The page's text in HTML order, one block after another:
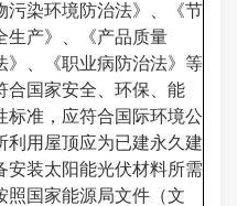
污染环境防治法》、《节
生产》、《产品质量
》、《职业病防治法》等
合国家安全、环保、能
标准，应符合国际环境公
利用屋顶应为已建永久建
安装太阳能光伏材料所需
照国家能源局文件（文